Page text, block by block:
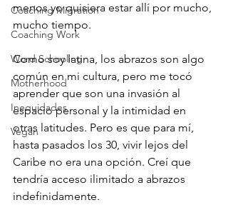
Coaching Migration
Coaching Work
Word Schooling
Motherhood
Inequidades
Vegan
menos yo quisiera estar allí por mucho,
mucho tiempo.
Como soy latina, los abrazos son algo
común en mi cultura, pero me tocó
aprender que son una invasión al
espacio personal y la intimidad en
otras latitudes. Pero es que para mí,
hasta pasados los 30, vivir lejos del
Caribe no era una opción. Creí que
tendría acceso ilimitado a abrazos
indefinidamente.